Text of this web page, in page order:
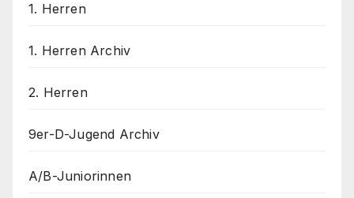
1. Herren
1. Herren Archiv
2. Herren
9er-D-Jugend Archiv
A/B-Juniorinnen